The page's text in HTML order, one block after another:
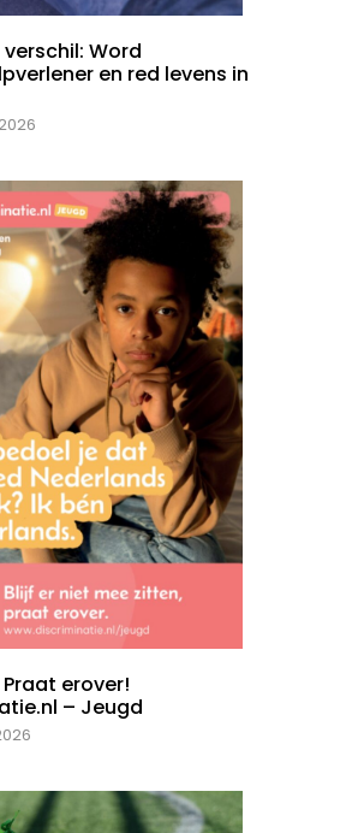
Word
en red levens in
erover!
– Jeugd